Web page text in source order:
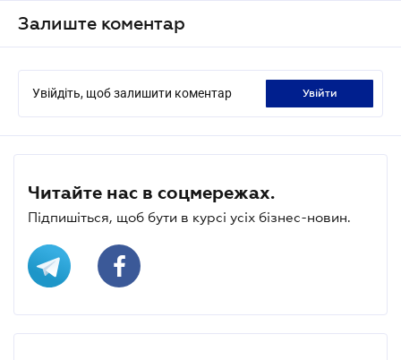
Залиште коментар
Увійдіть, щоб залишити коментар увійти
Читайте нас в соцмережах.
Підпишіться, щоб бути в курсі усіх бізнес-новин.